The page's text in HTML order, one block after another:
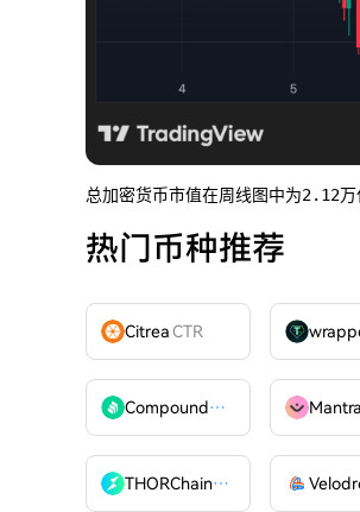
总加密货币市值在周线图中为2.12
热门币种推荐
CitreaCTR
Compound
COMP Mantra
THORChain
RUNE